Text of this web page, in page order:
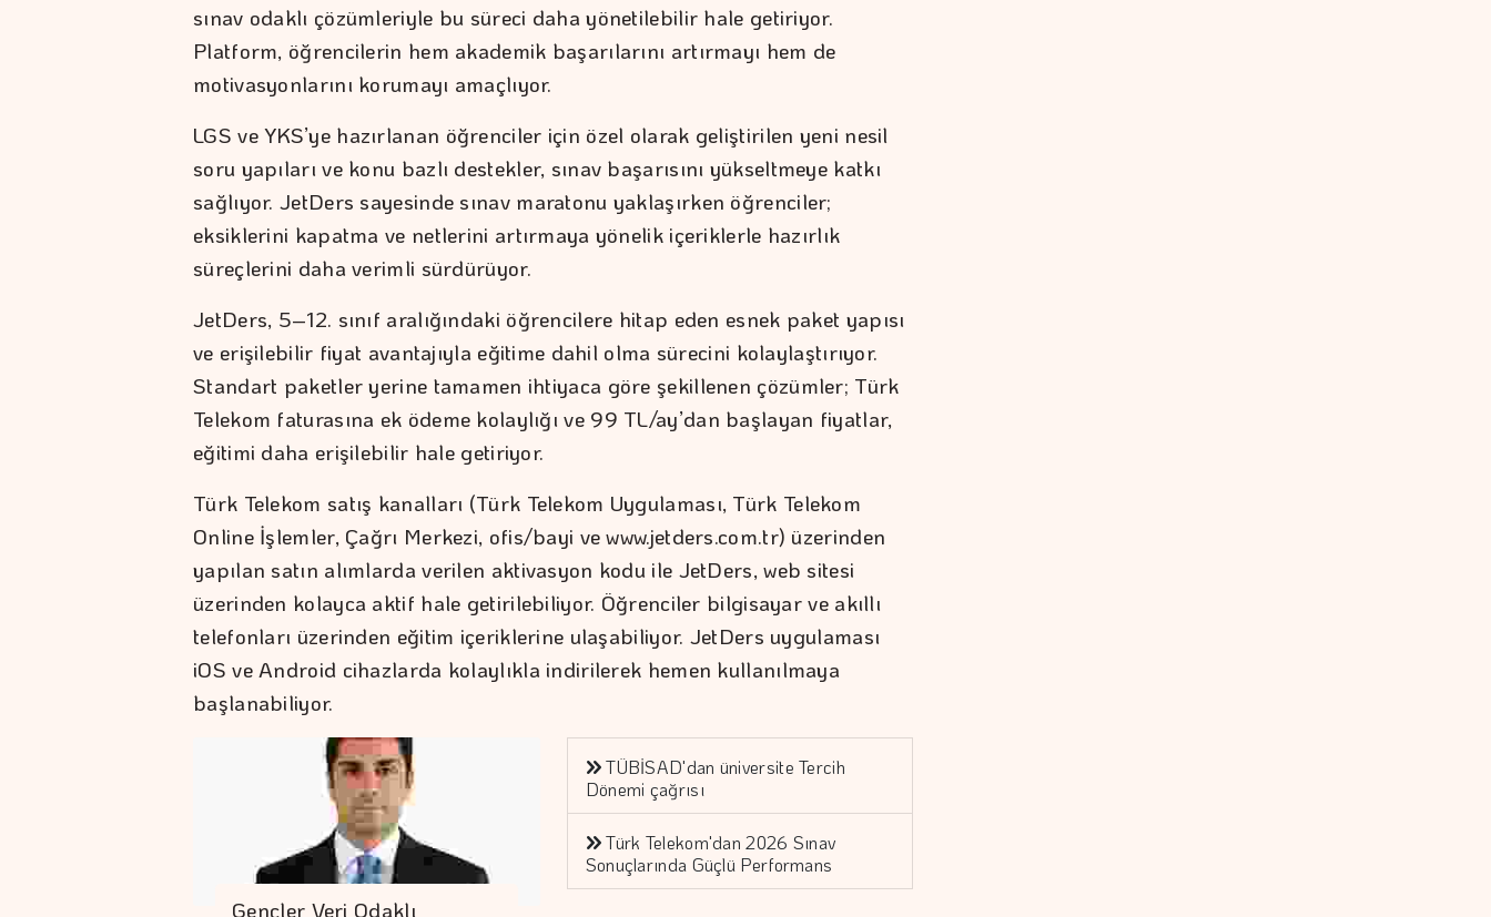
sınav odaklı çözümleriyle bu süreci daha yönetilebilir hale getiriyor.
Platform, öğrencilerin hem akademik başarılarını artırmayı hem de
motivasyonlarını korumayı amaçlıyor.
LGS ve YKS’ye hazırlanan öğrenciler için özel olarak geliştirilen yeni nesil
soru yapıları ve konu bazlı destekler, sınav başarısını yükseltmeye katkı
sağlıyor. JetDers sayesinde sınav maratonu yaklaşırken öğrenciler;
eksiklerini kapatma ve netlerini artırmaya yönelik içeriklerle hazırlık
süreçlerini daha verimli sürdürüyor.
JetDers, 5–12. sınıf aralığındaki öğrencilere hitap eden esnek paket yapısı
ve erişilebilir fiyat avantajıyla eğitime dahil olma sürecini kolaylaştırıyor.
Standart paketler yerine tamamen ihtiyaca göre şekillenen çözümler; Türk
Telekom faturasına ek ödeme kolaylığı ve 99 TL/ay’dan başlayan fiyatlar,
eğitimi daha erişilebilir hale getiriyor.
Türk Telekom satış kanalları (Türk Telekom Uygulaması, Türk Telekom
Online İşlemler, Çağrı Merkezi, ofis/bayi ve www.jetders.com.tr) üzerinden
yapılan satın alımlarda verilen aktivasyon kodu ile JetDers, web sitesi
üzerinden kolayca aktif hale getirilebiliyor. Öğrenciler bilgisayar ve akıllı
telefonları üzerinden eğitim içeriklerine ulaşabiliyor. JetDers uygulaması
iOS ve Android cihazlarda kolaylıkla indirilerek hemen kullanılmaya
başlanabiliyor.
Gençler Veri Odaklı
TÜBİSAD'dan üniversite Tercih
Dönemi çağrısı
Türk Telekom'dan 2026 Sınav
Sonuçlarında Güçlü Performans